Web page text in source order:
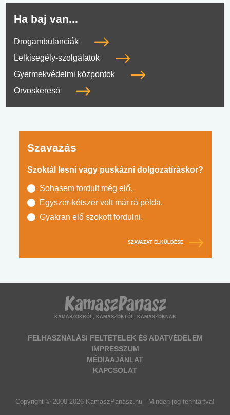
Ha baj van...
Drogambulanciák
Lelkisegély-szolgálatok
Gyermekvédelmi központok
Orvoskereső
Szavazás
Szoktál lesni vagy puskázni dolgozatíráskor?
Sohasem fordult még elő.
Egyszer-kétszer volt már rá példa.
Gyakran elő szokott fordulni.
SZAVAZAT ELKÜLDÉSE
KAMASZOKRÓL, KAMASZOKTÓL, KAMASZOKNAK
FELHASZNÁLÁSI FELTÉTELEK ÉS ADATVÉDELEM
IMPRESSZUM
MÉDIAAJÁNLAT
KAPCSOLAT
Copyright © 2008-2026 KamaszPanasz.hu - Minden jog fenntartva!